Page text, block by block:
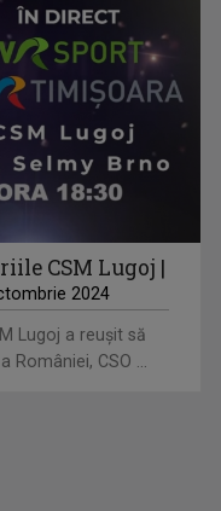
CSM Lugoj |
2024
Lugoj a reușit să
CSO ...